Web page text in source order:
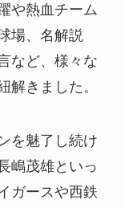
や熱血チーム
場、名解説
など、様々な
解きました。
を魅了し続け
嶋茂雄といっ
ガースや西鉄